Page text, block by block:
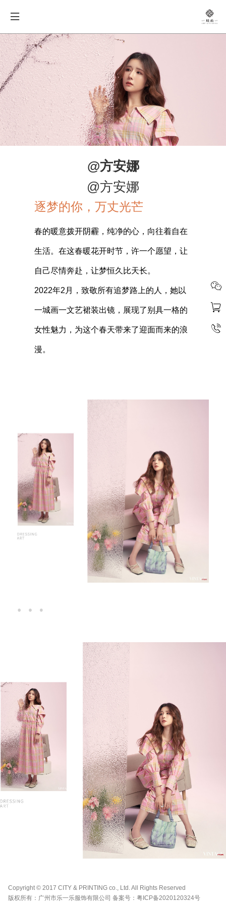
@方安娜
@方安娜
逐梦的你，万丈光芒
春的暖意拨开阴霾，纯净的心，向往着自在
生活。在这春暖花开时节，许一个愿望，让
自己尽情奔赴，让梦恒久比天长。
2022年2 月，致敬所有追梦路上的人，她以
一城画一文艺裙装出镜，展现了别具一格的
女性魅力，为这个春天带来了迎面而来的浪
漫。
Copyright © 2017 CITY & PRINTING co., Ltd. All Rights Reserved
版权所有：广州市乐一乐服饰有限公司 备案号： 粤ICP备2020120324号